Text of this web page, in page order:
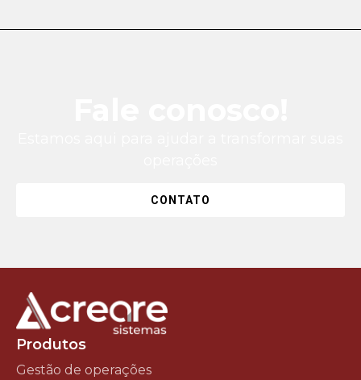
CONTATO
Produtos
Gestão de operações